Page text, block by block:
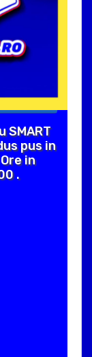
SMART
pus in
in
.